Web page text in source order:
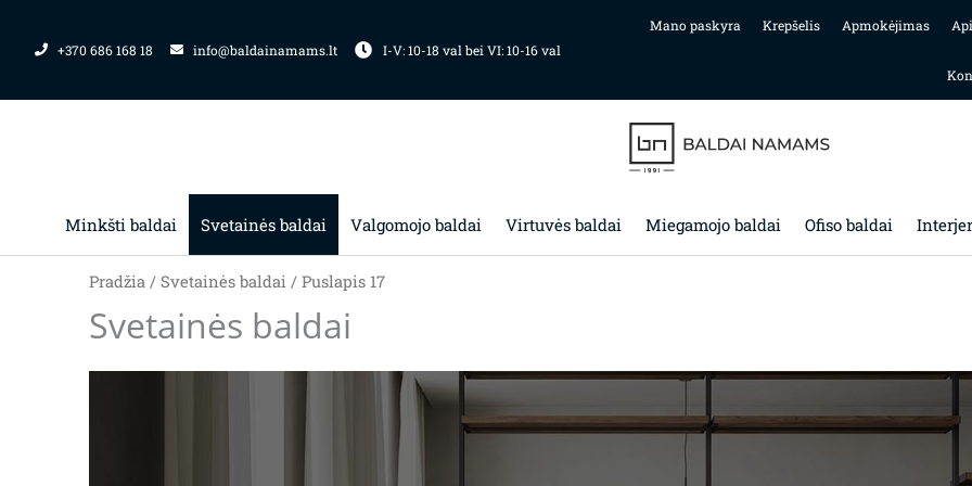
+370 686 168 18 info@baldainamams.lt I-V: 10-18 val bei VI: 10-16 val
Mano paskyra Krepšelis Apmokėjimas
Minkšti baldai Svetainės baldai Valgomojo baldai Virtuvės baldai Miegamojo baldai Ofiso baldai
Pradžia / Svetainės baldai / Puslapis 17
Svetainės baldai